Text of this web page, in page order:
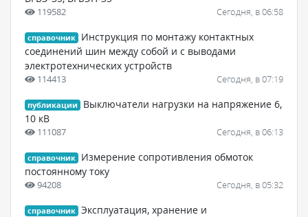
119582 Сегодня, в 06:58
справочник
Инструкция по монтажу контактных
соединений шин между собой и с выводами
электротехнических устройств
114413 Сегодня, в 07:19
публикации
Выключатели нагрузки на напряжение 6,
10 кВ
111087 Сегодня, в 06:13
справочник
Измерение сопротивления обмоток
постоянному току
94208 Сегодня, в 05:32
справочник Эксплуатация, хранение и